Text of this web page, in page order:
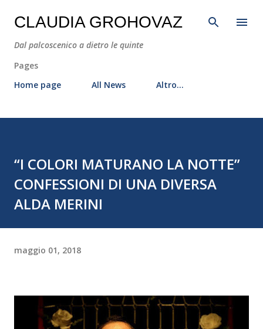
Passa ai contenuti principali
CLAUDIA GROHOVAZ
Dal palcoscenico a dietro le quinte
Pages
Home page
All News Altro…
“I COLORI MATURANO LA NOTTE”
CONFESSIONI DI UNA DIVERSA
ALDA MERINI
maggio 01, 2018